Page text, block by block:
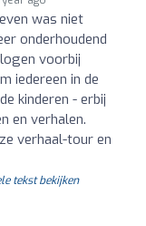
was niet
onderhoudend
voorbij
iedereen in de
kinderen - erbij
en verhalen.
verhaal-tour en
tekst bekijken